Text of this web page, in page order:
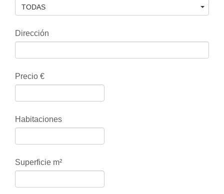
TODAS
Dirección
Precio €
Habitaciones
Superficie m²